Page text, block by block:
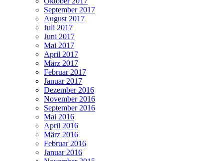
September 2017
August 2017
Juli 2017
Juni 2017
Mai 2017
April 2017
März 2017
Februar 2017
Januar 2017
Dezember 2016
November 2016
September 2016
Mai 2016
April 2016
März 2016
Februar 2016
Januar 2016